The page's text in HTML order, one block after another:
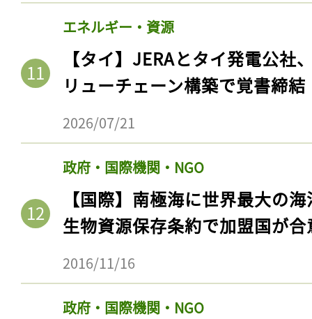
エネルギー・資源
【タイ】JERAとタイ発電公社
リューチェーン構築で覚書締結
2026/07/21
政府・国際機関・NGO
【国際】南極海に世界最大の
生物資源保存条約で加盟国が合
2016/11/16
政府・国際機関・NGO